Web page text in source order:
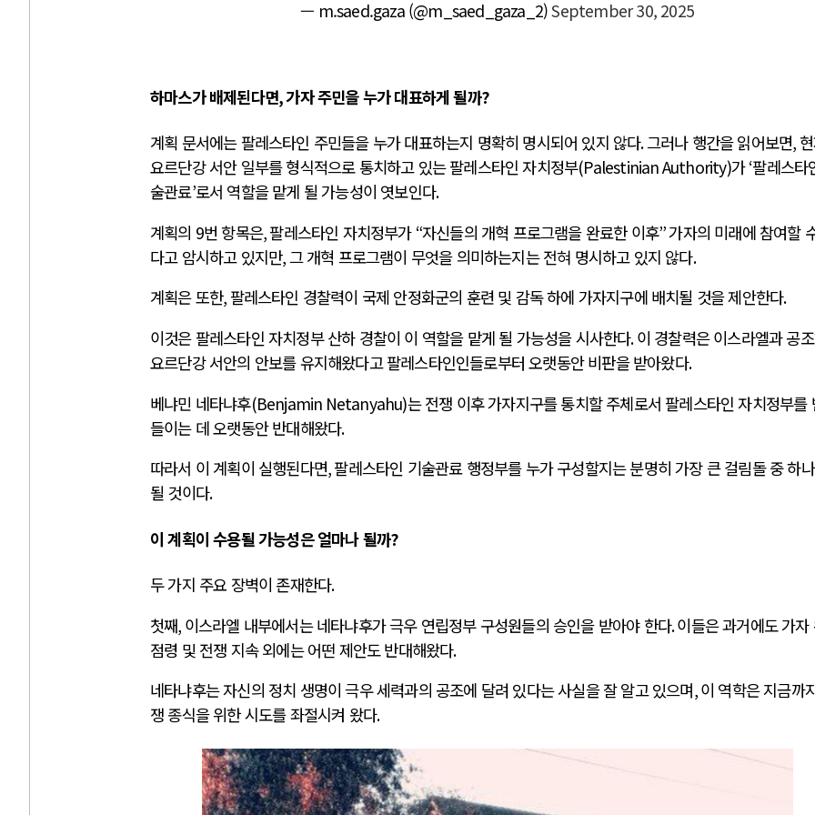
— m.saed.gaza (@m_saed_gaza_2)September 30, 2025
하마스가 배제된다면,가자 주민을 누가 대표하게 될까?
계획 문서에는 팔레스타인 주민들을 누가 대표하는지 명확히 명시되어 있지 않다.그러나 행간을 읽어보면,
요르단강 서안 일부를 형식적으로 통치하고 있는 팔레스타인 자치정부(Palestinian Authority)가‘팔레스타
술관료’로서 역할을 맡게 될 가능성이 엿보인다.
계획의 9번 항목은,팔레스타인 자치정부가 “자신들의 개혁 프로그램을 완료한 이후”가자의 미래에 참여할
다고 암시하고 있지만,그 개혁 프로그램이 무엇을 의미하는지는 전혀 명시하고 있지 않다.
계획은 또한, 팔레스타인 경찰력이 국제 안정화군의 훈련 및 감독 하에 가자지구에 배치될 것을 제안한다.
이것은 팔레스타인 자치정부 산하 경찰이 이 역할을 맡게 될 가능성을 시사한다.이 경찰력은 이스라엘과 공
요르단강 서안의 안보를 유지해왔다고 팔레스타인인들로부터 오랫동안 비판을 받아왔다.
베냐민 네타냐후(Benjamin Netanyahu)는 전쟁 이후 가자지구를 통치할 주체로서 팔레스타인 자치정부를
들이는 데 오랫동안 반대해왔다.
따라서 이 계획이 실행된다면,팔레스타인 기술관료 행정부를 누가 구성할지는 분명히 가장 큰 걸림돌 중 하
될 것이다.
이 계획이 수용될 가능성은 얼마나 될까?
두 가지 주요 장벽이 존재한다.
첫째, 이스라엘 내부에서는 네타냐후가 극우 연립정부 구성원들의 승인을 받아야 한다.이들은 과거에도 가자
점령 및 전쟁 지속 외에는 어떤 제안도 반대해왔다.
네타냐후는 자신의 정치 생명이 극우 세력과의 공조에 달려 있다는 사실을 잘 알고 있으며,이 역학은 지금까
쟁 종식을 위한 시도를 좌절시켜 왔다.